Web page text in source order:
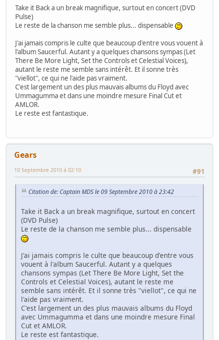
Take it Back a un break magnifique, surtout en concert (DVD
Pulse)
Le reste de la chanson me semble plus... dispensable
J'ai jamais compris le culte que beaucoup d'entre vous vouent à
l'album Saucerful. Autant y a quelques chansons sympas (Let
There Be More Light, Set the Controls et Celestial Voices),
autant le reste me semble sans intérêt. Et il sonne très
"viellot", ce qui ne l'aide pas vraiment.
C'est largement un des plus mauvais albums du Floyd avec
Ummagumma et dans une moindre mesure Final Cut et
AMLOR.
Le reste est fantastique.
Gears
#91
10 Septembre 2010 à 02:10
Citation de: Captain MDS le 09 Septembre 2010 à 23:42
Take it Back a un break magnifique, surtout en concert
(DVD Pulse)
Le reste de la chanson me semble plus... dispensable
J'ai jamais compris le culte que beaucoup d'entre vous
vouent à l'album Saucerful. Autant y a quelques
chansons sympas (Let There Be More Light, Set the
Controls et Celestial Voices), autant le reste me
semble sans intérêt. Et il sonne très "viellot", ce qui ne
l'aide pas vraiment.
C'est largement un des plus mauvais albums du Floyd
avec Ummagumma et dans une moindre mesure Final
Cut et AMLOR.
Le reste est fantastique.